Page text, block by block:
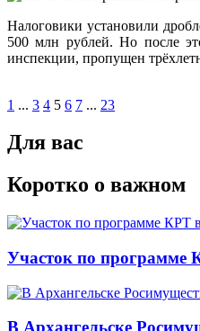
Налоговики установили
500 млн рублей. Но после
инспекции, пропущен
1 ... 3 4 5 6 7 ... 23
Для вас
Коротко о важном
Участок по программе